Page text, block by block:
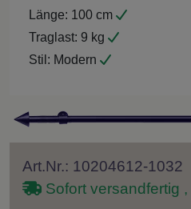
Länge: 100 cm
Traglast: 9 kg
Stil: Modern
Art.Nr.: 10204612-1032
Sofort versandfertig ,